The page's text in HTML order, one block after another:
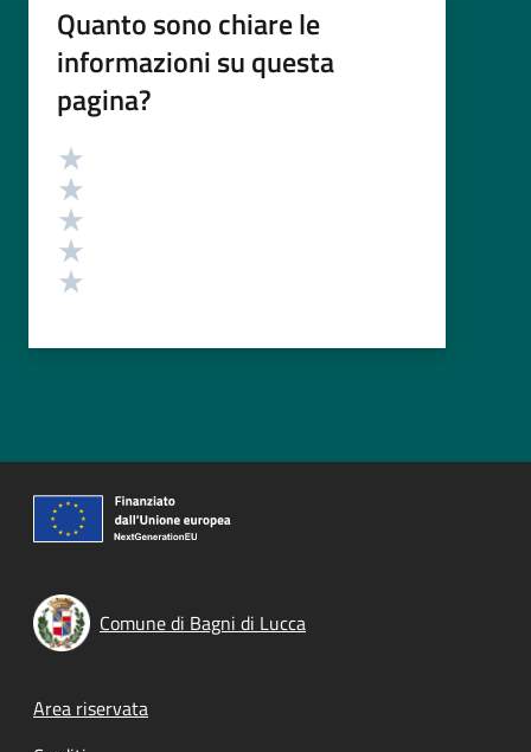
Quanto sono chiare le
informazioni su questa
pagina?
Valutazione
Comune di Bagni di Lucca
Footer menu
Area riservata